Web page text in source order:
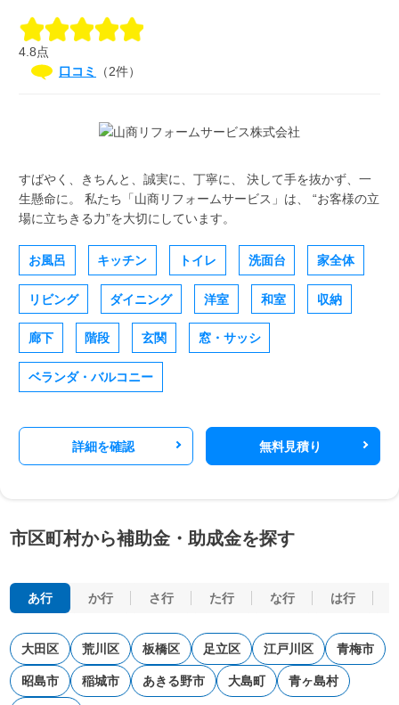
4.8点
口コミ
（2件）
すばやく、きちんと、誠実に、丁寧に、 決して手を抜かず、一
生懸命に。 私たち「山商リフォームサービス」は、 “お客様の立
場に立ちきる力”を大切にしています。
お風呂 キッチン トイレ 洗面台 家全体
リビング ダイニング 洋室 和室 収納
廊下 階段 玄関 窓・サッシ
ベランダ・バルコニー
詳細を確認 無料見積り
市区町村から補助金・助成金を探す
あ行 か行 さ行 た行 な行 は行
大田区 荒川区 板橋区 足立区 江戸川区 青梅市
昭島市 稲城市 あきる野市 大島町 青ヶ島村